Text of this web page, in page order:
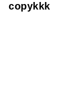
copykkk